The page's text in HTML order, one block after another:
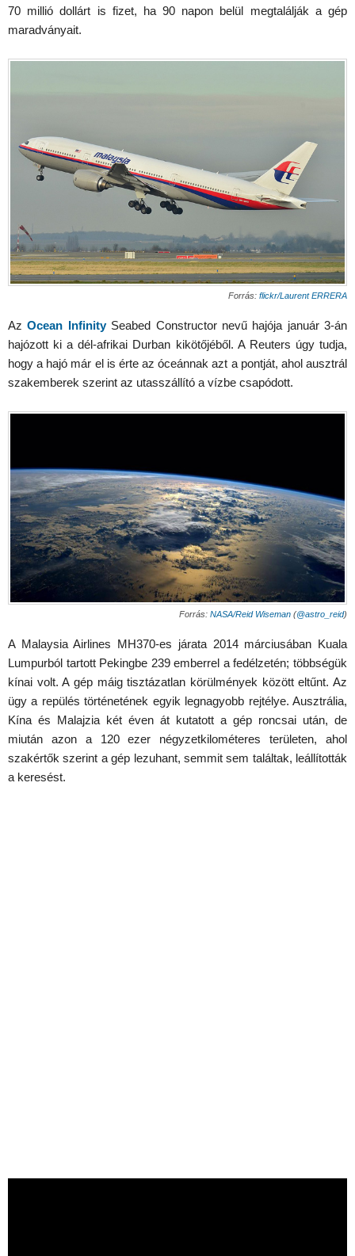
70 millió dollárt is fizet, ha 90 napon belül megtalálják a gép
maradványait.
Forrás: flickr/Laurent ERRERA
Az Ocean InfinitySeabed Constructor nevű hajója január 3-án
hajózott ki a dél-afrikai Durban kikötőjéből. A Reuters úgy tudja,
hogy a hajó már el is érte az óceánnak azt a pontját, ahol ausztrál
szakemberek szerint az utasszállító a vízbe csapódott.
Forrás: NASA/Reid Wiseman (@astro_reid)
A Malaysia Airlines MH370-es járata 2014 márciusában Kuala
Lumpurból tartott Pekingbe 239 emberrel a fedélzetén; többségük
kínai volt. A gép máig tisztázatlan körülmények között eltűnt. Az
ügy a repülés történetének egyik legnagyobb rejtélye. Ausztrália,
Kína és Malajzia két éven át kutatott a gép roncsai után, de
miután azon a 120 ezer négyzetkilométeres területen, ahol
szakértők szerint a gép lezuhant, semmit sem találtak, leállították
a keresést.